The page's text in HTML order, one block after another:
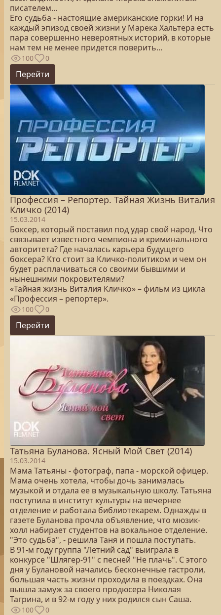
писателем...
Его судьба - настоящие американские горки! И на
каждый эпизод своей жизни у Марека Хальтера есть
пара совершенно невероятных историй, в которые
нам тем не менее придется поверить...
100 0
Перейти
Профессия – Репортер. Тайная Жизнь Виталия
Кличко (2014)
15.03.2014
Боксер, который поставил под удар свой народ. Что
связывает известного чемпиона и криминального
авторитета? Где началась карьера будущего
боксера? Кто стоит за Кличко-политиком и чем он
будет расплачиваться со своими бывшими и
нынешними покровителями?
«Тайная жизнь Виталия Кличко» – фильм из цикла
«Профессия – репортер».
100 0
Перейти
Татьяна Буланова. Ясный Мой Свет (2014)
15.03.2014
Мама Татьяны - фотограф, папа - морской офицер.
Мама очень хотела, чтобы дочь занималась
музыкой и отдала ее в музыкальную школу. Татьяна
поступила в институт культуры на вечернее
отделение и работала библиотекарем. Однажды в
газете Буланова прочла объявление, что мюзик-
холл набирает студентов на вокальное отделение.
"Это судьба", - решила Таня и пошла поступать.
В 91-м году группа "Летний сад" выиграла в
конкурсе "Шлягер-91" с песней "Не плачь". С этого
дня у Булановой начались бесконечные гастроли,
большая часть жизни проходила в поездках. Она
вышла замуж за своего продюсера Николая
Тагрина, и в 92-м году у них родился сын Саша.
100 0